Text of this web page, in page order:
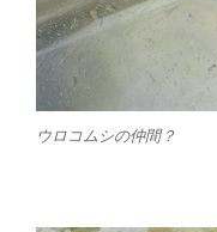
ウロコムシの仲間？